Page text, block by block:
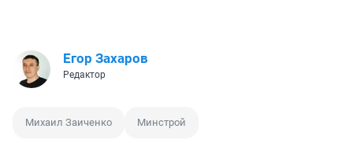
Егор Захаров
Редактор
Михаил Заиченко Минстрой